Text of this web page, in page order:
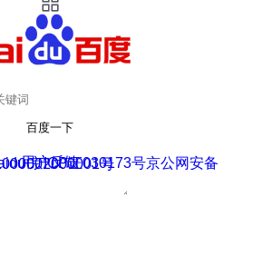
百度一下
用户反馈
京ICP证030173号
网安备11000002000001号